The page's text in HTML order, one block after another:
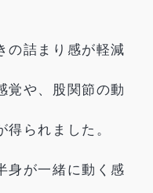
の詰まり感が軽減
覚や、股関節の動
られました。
身が一緒に動く感